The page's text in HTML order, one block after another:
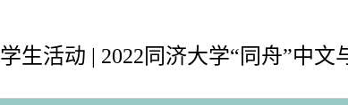
学生活动 | 2022同济大学“同舟”中